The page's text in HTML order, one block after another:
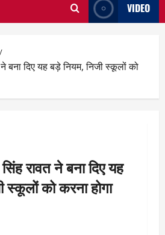
VIDEO
ने बना दिए यह बड़े नियम, निजी स्कूलों को
रावत ने बना दिए यह
स्कूलों को करना होगा